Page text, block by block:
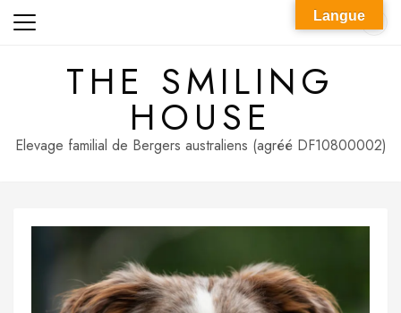
Skip
THE SMILING
HOUSE
Elevage familial de Bergers australiens (agréé DF10800002)
Langue